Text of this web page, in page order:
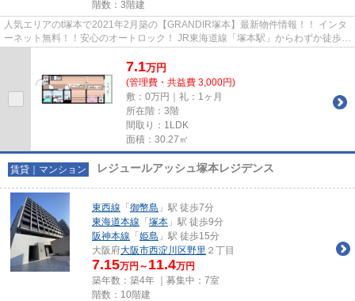
階数：3階建
人気エリアのt塚本で2021年2月築の【GRANDIR塚本】最新物件情報！！ インタ
ーネット無料！！安心のオートロック！ JR東海道線「塚本駅」からわずか徒歩７
7.1万円
(管理費・共益費 3,000円)
敷：0万円｜礼：1ヶ月
所在階：3階
間取り：1LDK
面積：30.27㎡
賃貸｜マンション レジュールアッシュ塚本レジデンス
東西線 「 御幣島 」駅 徒歩7分
東海道本線 「 塚本 」駅 徒歩9分
阪神本線 「 姫島 」駅 徒歩15分
大阪府大阪市西淀川区野里 ２丁目
7.15万円～ 11.4万円
築年数：築4年 ｜募集中： 7室
階数：10階建